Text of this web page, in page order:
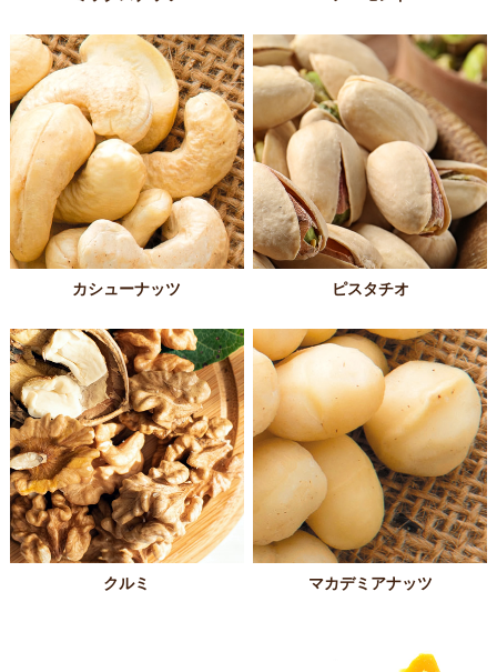
カシューナッツ ピスタチオ
クルミ マカデミアナッツ